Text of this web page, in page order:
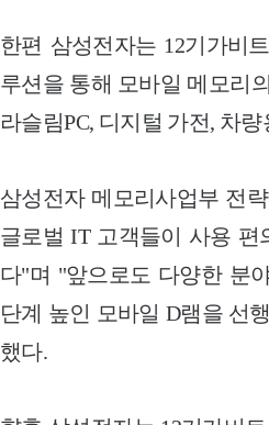
한편 삼성전자는 12기가비
루션을 통해 모바일 메모리
라슬림PC, 디지털 가전, 차
삼성전자 메모리사업부 전
글로벌 IT 고객들이 사용 편
다"며 "앞으로도 다양한 분
단계 높인 모바일 D램을 선
했다.